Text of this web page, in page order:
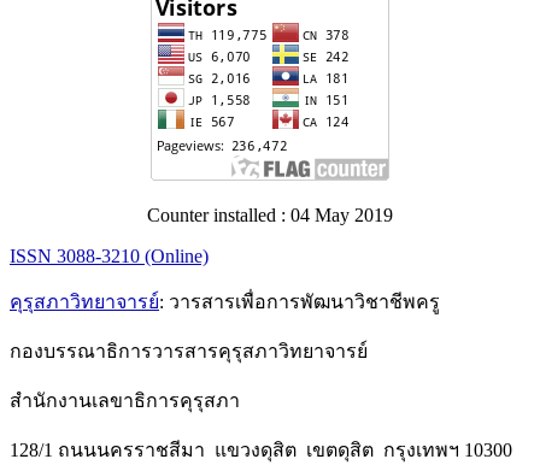
Counter installed : 04 May 2019
ISSN 3088-3210 (Online)
คุรุสภาวิทยาจารย์: วารสารเพื่อการพัฒนาวิชาชีพครู
กองบรรณาธิการวารสารคุรุสภาวิทยาจารย์
สำนักงานเลขาธิการคุรุสภา
128/1 ถนนนครราชสีมา แขวงดุสิต เขตดุสิต กรุงเทพฯ 10300